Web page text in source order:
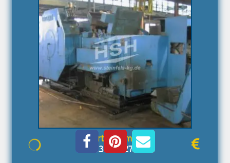
M30E/8272